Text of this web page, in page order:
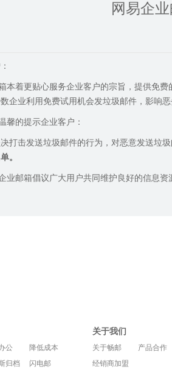
网易企
着更贴心服务企业客户的宗旨，提供免费
企业利用免费试用机会发垃圾邮件，影响
的提示企业客户：
打击发送垃圾邮件的行为，对恶意发送垃
。
邮箱倡议广大用户共同维护良好的信息资
公
归档
降低成本
闪电邮
关于我们
关于畅邮
经销商加盟
产品合作